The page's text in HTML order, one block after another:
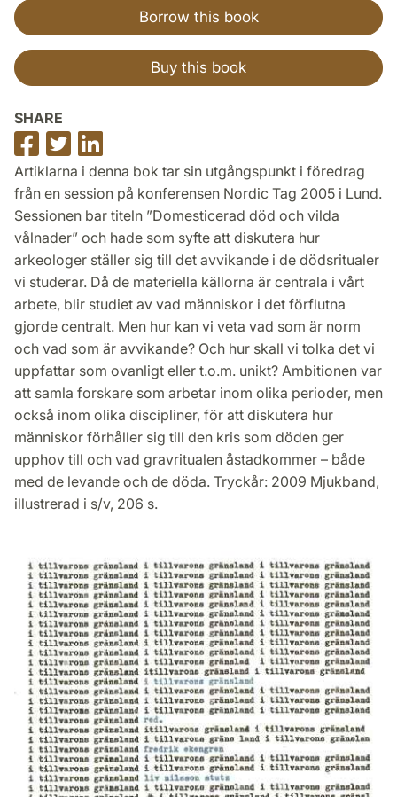
Borrow this book
Buy this book
SHARE
Share
on
Facebook
Share
on
Twitter
on
LinkedIn
Artiklarna i denna bok tar sin utgångspunkt i föredrag
från en session på konferensen Nordic Tag 2005 i Lund.
Sessionen bar titeln ”Domesticerad död och vilda
vålnader” och hade som syfte att diskutera hur
arkeologer ställer sig till det avvikande i de dödsritualer
vi studerar. Då de materiella källorna är centrala i vårt
arbete, blir studiet av vad människor i det förflutna
gjorde centralt. Men hur kan vi veta vad som är norm
och vad som är avvikande? Och hur skall vi tolka det vi
uppfattar som ovanligt eller t.o.m. unikt? Ambitionen var
att samla forskare som arbetar inom olika perioder, men
också inom olika discipliner, för att diskutera hur
människor förhåller sig till den kris som döden ger
upphov till och vad gravritualen åstadkommer – både
med de levande och de döda. Tryckår: 2009 Mjukband,
illustrerad i s/v, 206 s.